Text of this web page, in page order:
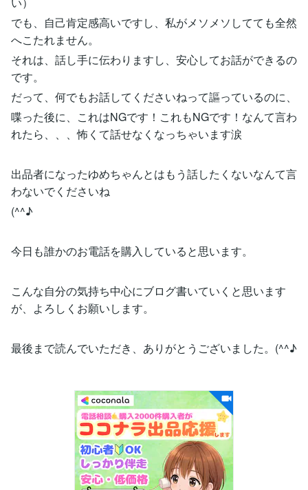
でも、自己肯定感高いですし、私がメソメソしてても全然
へこたれません。
それは、話し手に伝わりますし、安心してお話ができるの
です。
だって、何でもお話してくださいねって謳っているのに、
喋った後に、これはNGです！これもNGです！なんて言わ
れたら、、、怖くて話せなくなっちゃいます涙
出品者になったゆめちゃんとはもう話したくないなんて言
わないでくださいね
(^^♪
今日も誰かのお電話を購入していると思います。
こんな自分の気持ち中心にブログ書いていくと思います
が、よろしくお願いします。
最後まで読んでいただき、ありがとうございました。(^^♪